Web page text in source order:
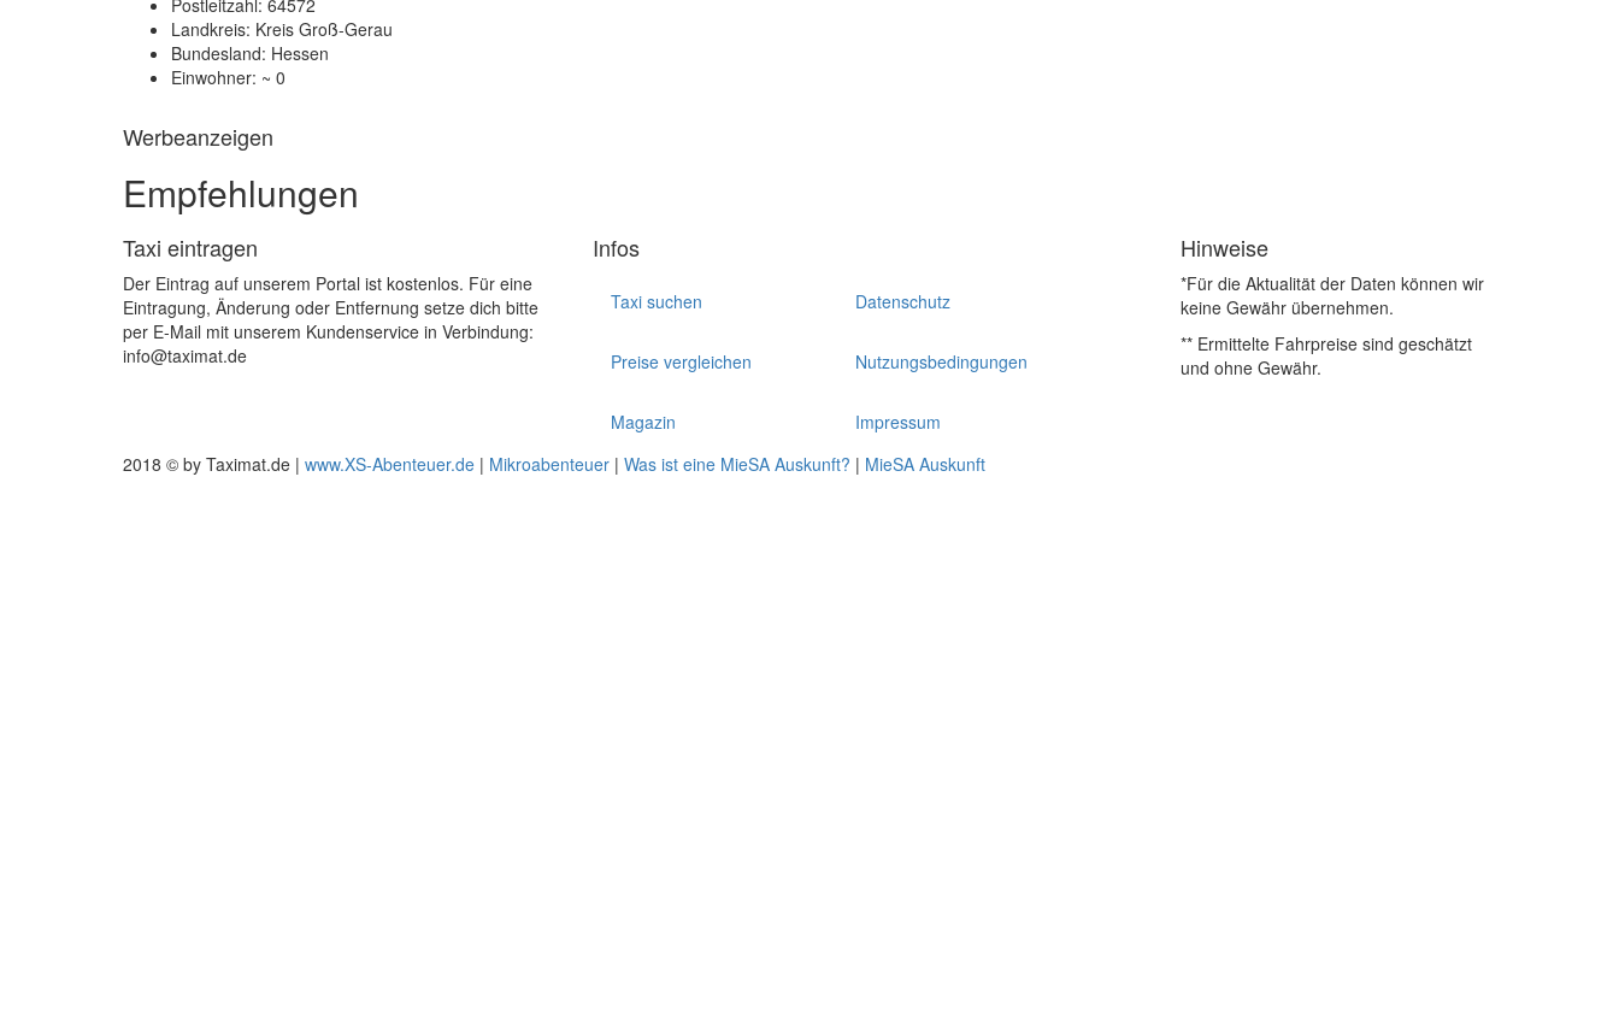
Postleitzahl: 64572
Landkreis: Kreis Groß-Gerau
Bundesland: Hessen
Einwohner: ~ 0
Werbeanzeigen
Empfehlungen
Taxi eintragen
Der Eintrag auf unserem Portal ist kostenlos. Für eine
Eintragung, Änderung oder Entfernung setze dich bitte
per E-Mail mit unserem Kundenservice in Verbindung:
info@taximat.de
Infos
Taxi suchen
Preise vergleichen
Magazin
Datenschutz
Nutzungsbedingungen
Impressum
Hinweise
*Für die Aktualität der Daten können wir
keine Gewähr übernehmen.
** Ermittelte Fahrpreise sind geschätzt
und ohne Gewähr.
2018 © by Taximat.de | www.XS-Abenteuer.de | Mikroabenteuer | Was ist eine MieSA Auskunft? | MieSA Auskunft